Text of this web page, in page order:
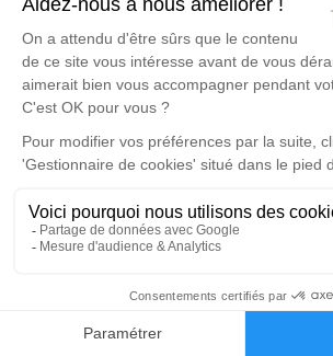
Faire-part
est un lieu d'expression dédié à
mémoire de Lionel BAUDUIN.
Cérémonie civile
Crématorium de Montauban
100 Route de Saint-Martial
Je